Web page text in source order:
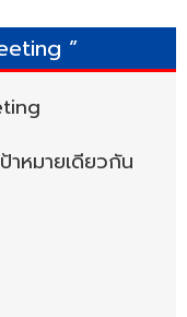
”
หมายเดียวกัน